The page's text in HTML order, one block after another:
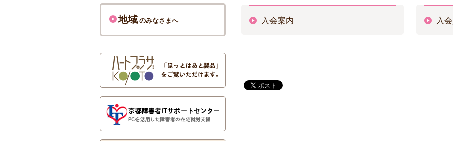
入会案内 入
地域のみなさまへ